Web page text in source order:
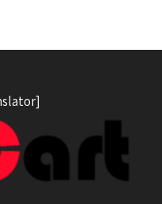
[google-translator]